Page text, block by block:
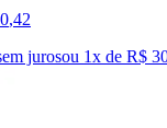
,42
jurosou 1x de R$